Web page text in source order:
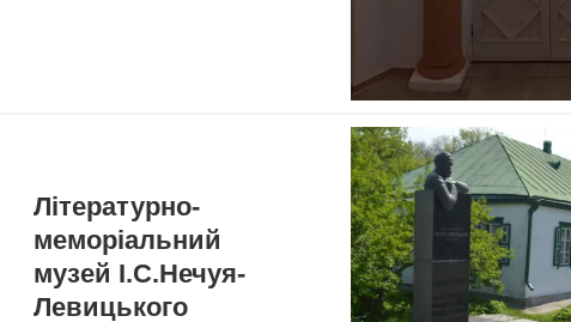
Літературно-
меморіальний
музей І.С.Нечуя-
Левицького